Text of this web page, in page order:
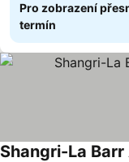
Pro zobrazení
termín
Shangri-La